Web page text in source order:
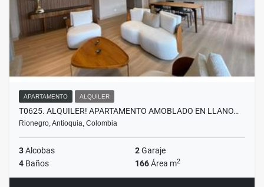
APARTAMENTO ALQUILER
T0625. ALQUILER! APARTAMENTO AMOBLADO EN LLANO…
Rionegro, Antioquia, Colombia
3Alcobas 2Garaje
4 Baños 166Área m2